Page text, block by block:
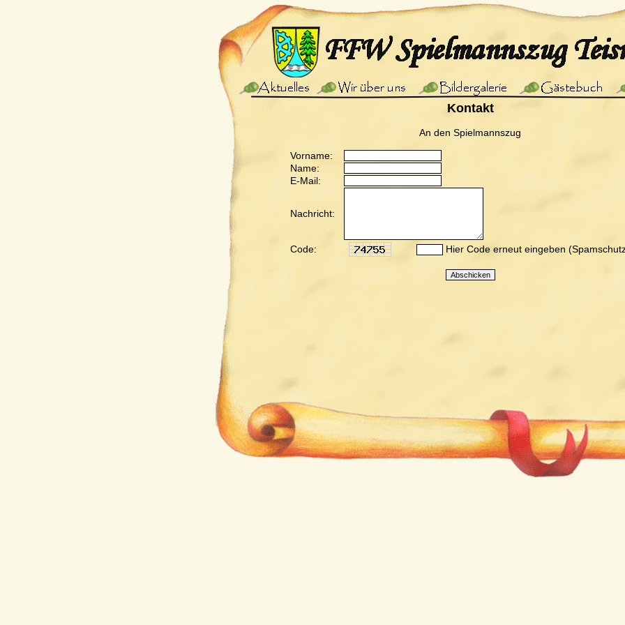
Kontakt
An den Spielmannszug
Vorname:
Name:
E-Mail:
Nachricht:
Code: Hier Code erneut eingeben